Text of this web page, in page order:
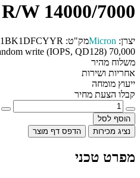
W 14000/7000
יצרן: Micronמק"ט:
write (IOPS, QD128) 70,000 .
משלוח מהיר
אחריות ושירות
ייעוץ מומחה
קבלו הצעת מחיר
הוסף לסל
נציג מכירות
הדפס דף מוצר
מפרט טכני